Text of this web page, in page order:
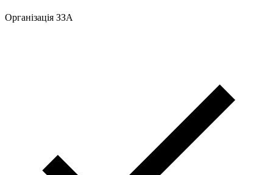
Організація ЗЗА